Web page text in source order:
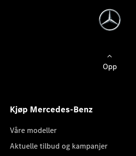
Opp
Kjøp Mercedes-Benz
Våre modeller
Aktuelle tilbud og kampanjer